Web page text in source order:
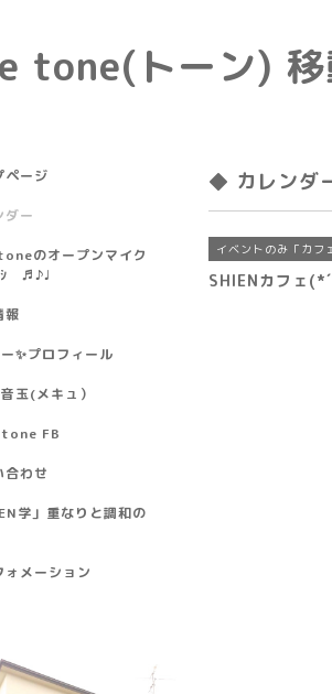
tone(トーン) 移
◆ カレンダ
イベントのみ「カフ
SHIENカフェ
ージ
ー
のオープンマイク
ｼ ♬♪♩
報
✨プロフィール
玉(メキュ）
FB
わせ
学」重なりと調和の
メーション